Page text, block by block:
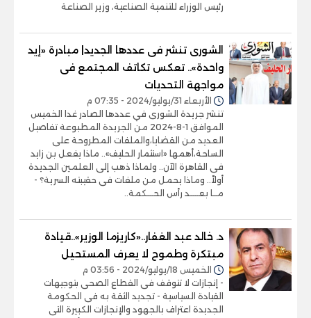
رئيس الوزراء للتنمية الصناعية، وزير الصناعة
الشورى تنشر فى عددها الجديد| مبادرة «إيد
واحدة».. تعكس تكاتف المجتمع فى
مواجهة التحديات
الأربعاء 31/يوليو/2024 - 07:35 م
تنشر جريدة الشورى في عددها الصادر غدا الخميس
الموافق 1-8-2024 من الجريدة المطبوعة تفاصيل
العديد من القضايا،والملفات المطروحة على
الساحة،أهمها «استثمار الحليف».. ماذا يفعل بن زايد
فى القاهرة الآن.. ولماذا ذهب إلى العلمين الجديدة
أولاً.. وماذا يحمل من ملفات فى حقيبته السرية؟ -
مــا بعــــد رأس الحـــكمة..
د. خالد عبد الغفار..«كاريزما الوزير»..قيادة
مبتكرة وطموح لا يعرف المستحيل
الخميس 18/يوليو/2024 - 03:56 م
- إنجازات لا تتوقف فى القطاع الصحى بتوجيهات
القيادة السياسية - تجديد الثقة به فى الحكومة
الجديدة اعتراف بالجهود والإنجازات الكبيرة التى